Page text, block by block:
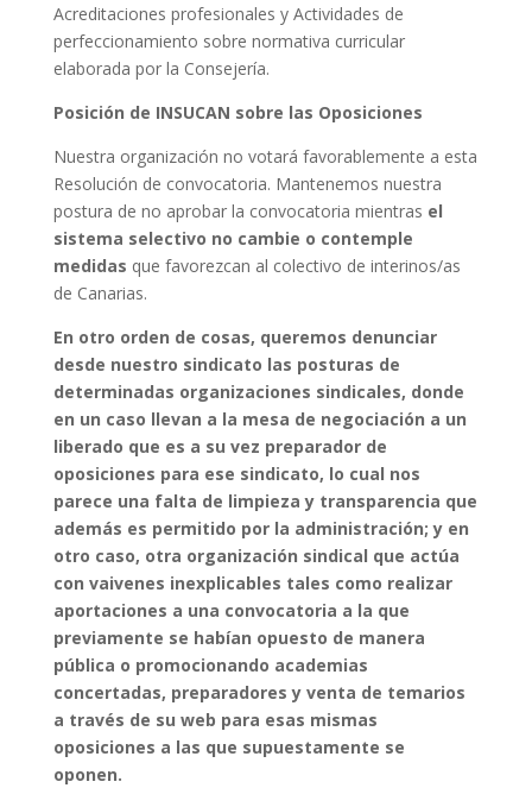
Acreditaciones profesionales y Actividades de
perfeccionamiento sobre normativa curricular
elaborada por la Consejería.
Posición de INSUCAN sobre las Oposiciones
Nuestra organización no votará favorablemente a esta
Resolución de convocatoria. Mantenemos nuestra
postura de no aprobar la convocatoria mientras el
sistema selectivo no cambie o contemple
medidas que favorezcan al colectivo de interinos/as
de Canarias.
En otro orden de cosas, queremos denunciar
desde nuestro sindicato las posturas de
determinadas organizaciones sindicales, donde
en un caso llevan a la mesa de negociación a un
liberado que es a su vez preparador de
oposiciones para ese sindicato, lo cual nos
parece una falta de limpieza y transparencia que
además es permitido por la administración; y en
otro caso, otra organización sindical que actúa
con vaivenes inexplicables tales como realizar
aportaciones a una convocatoria a la que
previamente se habían opuesto de manera
pública o promocionando academias
concertadas, preparadores y venta de temarios
a través de su web para esas mismas
oposiciones a las que supuestamente se
oponen.